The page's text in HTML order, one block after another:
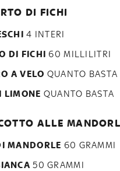
DI FICHI
4 INTERI
DI FICHI 60 MILLILITRI
A VELO QUANTO BASTA
LIMONE QUANTO BASTA
ALLE
MANDORLE 60 GRAMMI
50 GRAMMI